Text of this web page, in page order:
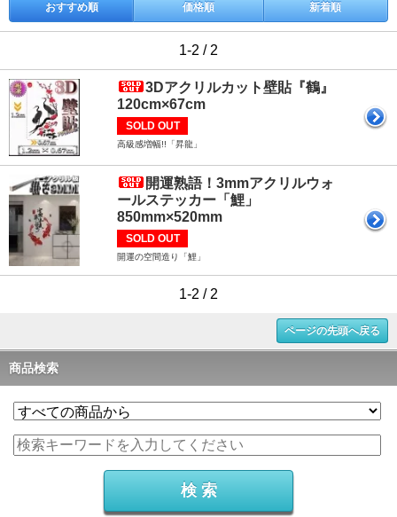
おすすめ順 価格順 新着順
1-2 / 2
3Dアクリルカット壁貼『鶴』
120cm×67cm
SOLD OUT
高級感増幅!!「昇龍」
開運熟語！3mmアクリルウォ
ールステッカー「鯉」
850mm×520mm
SOLD OUT
開運の空間造り「鯉」
1-2 / 2
ページの先頭へ戻る
商品検索